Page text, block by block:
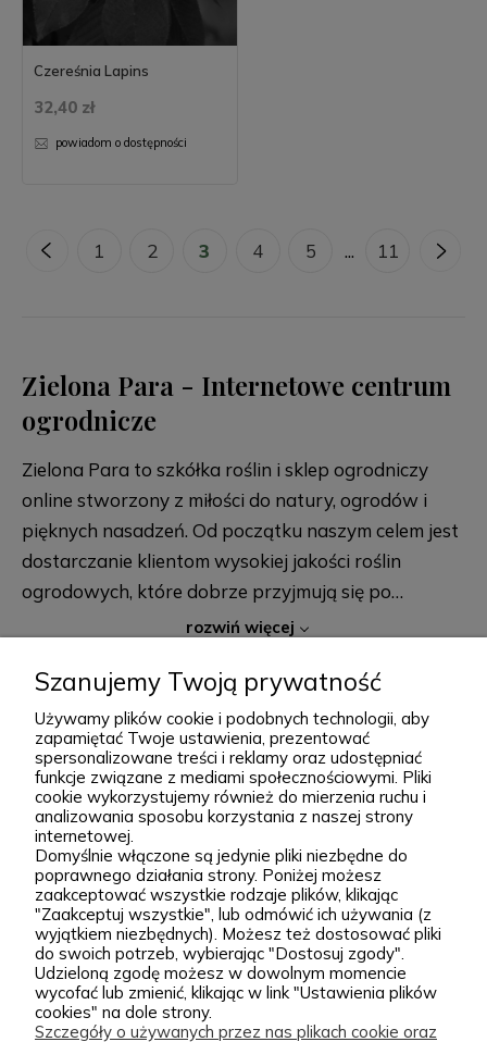
Czereśnia Lapins
32,40 zł
powiadom o dostępności
« 1 2 3 4 5 ... 11 »
Zielona Para - Internetowe centrum
ogrodnicze
Zielona Para to szkółka roślin i sklep ogrodniczy
online stworzony z miłości do natury, ogrodów i
pięknych nasadzeń. Od początku naszym celem jest
dostarczanie klientom wysokiej jakości roślin
ogrodowych, które dobrze przyjmują się po
posadzeniu i przez lata zdobią przydomowe
większe kompozycje krajobrazowe. Za Zieloną Parą
stoją Wiktor i Klaudia, którzy z dużą starannością
dobierają każdą odmianę dostępną w naszej
ofercie. W sprzedaży znajdziesz zarówno
sprawdzone, klasyczne gatunki, jak i ciekawsze,
bardziej unikatowe krzewy ozdobne, drzewa, byliny
oraz sadzonki do ogrodu. Każda roślina jest przez
nas pielęgnowana, nawożona, przycinana i
przygotowywana tak, aby mogła trafić do Twojego
ogrodu w jak najlepszej kondycji. W Zielonej Parze
stawiamy przede wszystkim na jakość sadzonek.
Wiemy, że dobrze ukorzeniona, zdrowa roślina to
rozwiń więcej
Podgórna 9, 97-565 Brudzice
+48 793 037 145
kontakt@zielonapara.pl
Kategorie
Informacje
zielonapara.pl © 2026
Szanujemy Twoją prywatność
Używamy plików cookie i podobnych technologii, aby
zapamiętać Twoje ustawienia, prezentować
spersonalizowane treści i reklamy oraz udostępniać
funkcje związane z mediami społecznościowymi. Pliki
cookie wykorzystujemy również do mierzenia ruchu i
analizowania sposobu korzystania z naszej strony
internetowej.
Domyślnie włączone są jedynie pliki niezbędne do
poprawnego działania strony. Poniżej możesz
zaakceptować wszystkie rodzaje plików, klikając
"Zaakceptuj wszystkie", lub odmówić ich używania (z
wyjątkiem niezbędnych). Możesz też dostosować pliki
do swoich potrzeb, wybierając "Dostosuj zgody".
Udzieloną zgodę możesz w dowolnym momencie
wycofać lub zmienić, klikając w link "Ustawienia plików
cookies" na dole strony.
Szczegóły o używanych przez nas plikach cookie oraz